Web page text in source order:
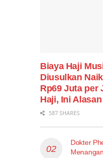
Biaya Haji
Diusulkan
Rp69 Juta per
Haji, Ini
587 SHARES
Dokter